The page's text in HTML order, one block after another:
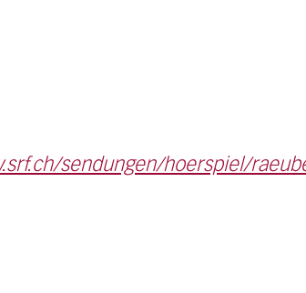
sendungen/hoerspiel/